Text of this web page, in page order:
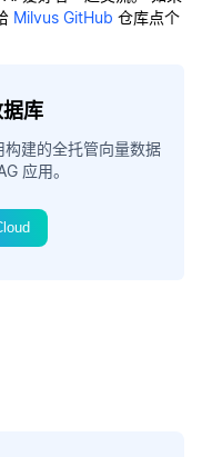
Milvus GitHub 仓库点个
库
建的全托管向量数据
应用。